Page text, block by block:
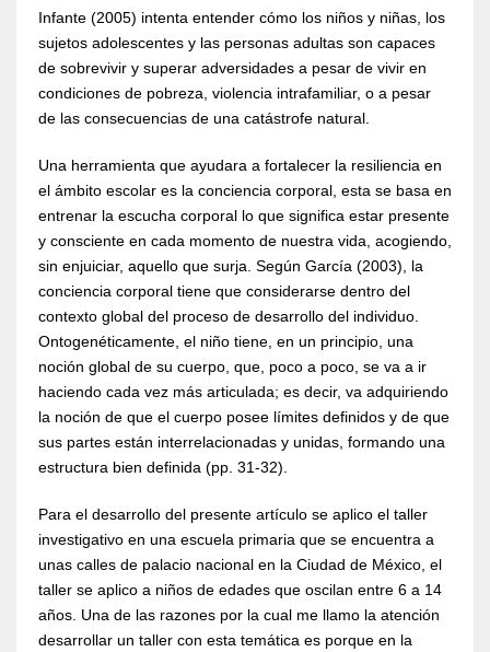
Infante (2005) intenta entender cómo los niños y niñas, los
sujetos adolescentes y las personas adultas son capaces
de sobrevivir y superar adversidades a pesar de vivir en
condiciones de pobreza, violencia intrafamiliar, o a pesar
de las consecuencias de una catástrofe natural.
Una herramienta que ayudara a fortalecer la resiliencia en
el ámbito escolar es la conciencia corporal, esta se basa en
entrenar la escucha corporal lo que significa estar presente
y consciente en cada momento de nuestra vida, acogiendo,
sin enjuiciar, aquello que surja. Según García (2003), la
conciencia corporal tiene que considerarse dentro del
contexto global del proceso de desarrollo del individuo.
Ontogenéticamente, el niño tiene, en un principio, una
noción global de su cuerpo, que, poco a poco, se va a ir
haciendo cada vez más articulada; es decir, va adquiriendo
la noción de que el cuerpo posee límites definidos y de que
sus partes están interrelacionadas y unidas, formando una
estructura bien definida (pp. 31-32).
Para el desarrollo del presente artículo se aplico el taller
investigativo en una escuela primaria que se encuentra a
unas calles de palacio nacional en la Ciudad de México, el
taller se aplico a niños de edades que oscilan entre 6 a 14
años. Una de las razones por la cual me llamo la atención
desarrollar un taller con esta temática es porque en la